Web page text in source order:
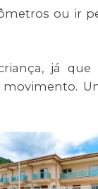
ou ir
já que